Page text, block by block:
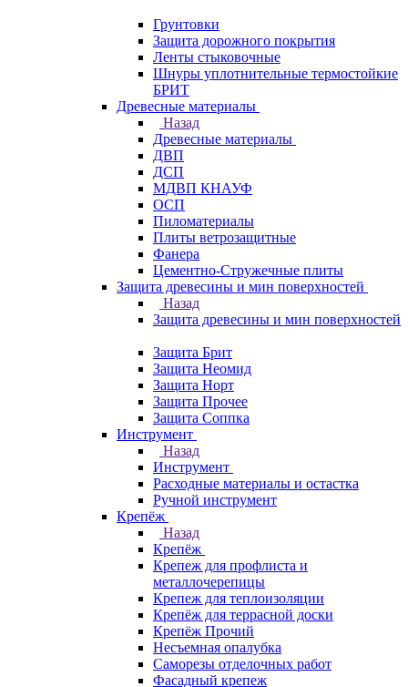
Грунтовки
Защита дорожного покрытия
Ленты стыковочные
Шнуры уплотнительные термостойкие
БРИТ
Древесные материалы
Назад
Древесные материалы
ДВП
ДСП
МДВП КНАУФ
ОСП
Пиломатериалы
Плиты ветрозащитные
Фанера
Цементно-Стружечные плиты
Защита древесины и мин поверхностей
Назад
Защита древесины и мин поверхностей
Защита Брит
Защита Неомид
Защита Норт
Защита Прочее
Защита Соппка
Инструмент
Назад
Инструмент
Расходные материалы и остастка
Ручной инструмент
Крепёж
Назад
Крепёж
Крепеж для профлиста и
металлочерепицы
Крепеж для теплоизоляции
Крепёж для террасной доски
Крепёж Прочий
Несъемная опалубка
Саморезы отделочных работ
Фасадный крепеж